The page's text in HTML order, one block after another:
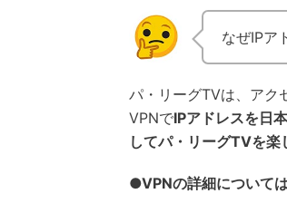
なぜIPア
パ・リーグTVは、アク
VPNでIPアドレスを日
してパ・リーグTVを楽
●VPNの詳細については